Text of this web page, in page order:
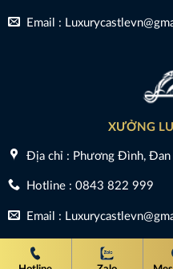
Email :
XƯỞNG
Địa chỉ : Phương Đình, Đan
Hotline : 0843 822 999
Email :
Copyright